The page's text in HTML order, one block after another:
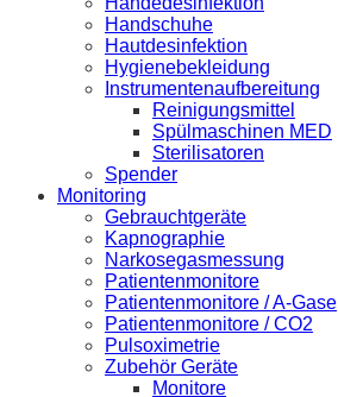
Handschuhe
Hautdesinfektion
Hygienebekleidung
Instrumentenaufbereitung
Reinigungsmittel
Spülmaschinen MED
Sterilisatoren
Spender
Monitoring
Gebrauchtgeräte
Kapnographie
Narkosegasmessung
Patientenmonitore
Patientenmonitore / A-Gase
Patientenmonitore / CO2
Pulsoximetrie
Zubehör Geräte
Monitore